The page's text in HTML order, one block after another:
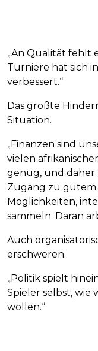
„An Qualität fehlt
Turniere hat sich
verbessert.“
Das größte
Situation.
„Finanzen sind
vielen
genug, und daher
Zugang zu gutem
Möglichkeiten,
sammeln. Daran
Auch
erschweren.
„Politik spielt
Spieler selbst, wie
wollen.“